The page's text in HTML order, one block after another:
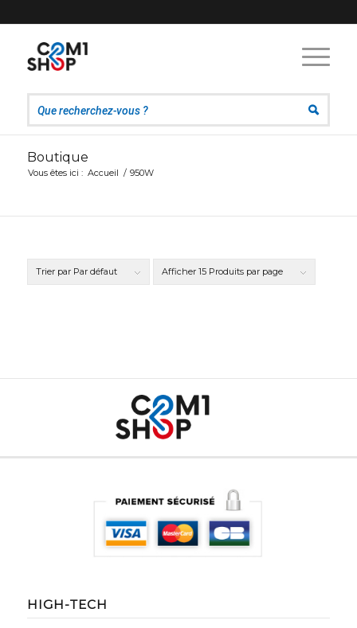
Boutique
Vous êtes ici : Accueil / 950W
Trier par Par défaut Afficher 15 Produits par page
HIGH-TECH